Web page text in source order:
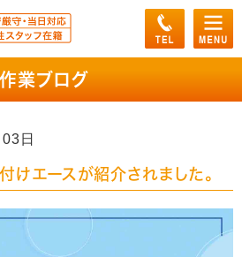
作業ブログ
日
けエースが紹介されました。